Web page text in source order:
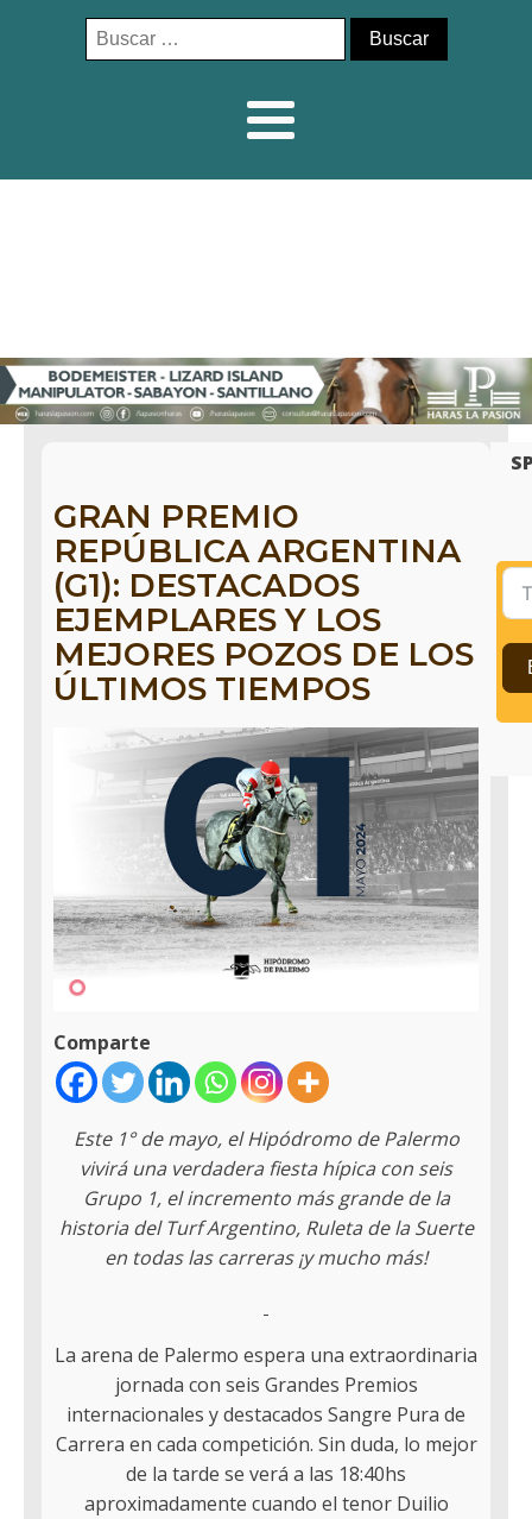
Buscar:
GRAN PREMIO
REPÚBLICA ARGENTINA
(G1): DESTACADOS
EJEMPLARES Y LOS
MEJORES POZOS DE LOS
ÚLTIMOS TIEMPOS
Comparte
Este 1° de mayo, el Hipódromo de Palermo
vivirá una verdadera fiesta hípica con seis
Grupo 1, el incremento más grande de la
historia del Turf Argentino, Ruleta de la Suerte
en todas las carreras ¡y mucho más!
La arena de Palermo espera una extraordinaria
jornada con seis Grandes Premios
internacionales y destacados Sangre Pura de
Carrera en cada competición. Sin duda, lo mejor
de la tarde se verá a las 18:40hs
aproximadamente cuando el tenor Duilio